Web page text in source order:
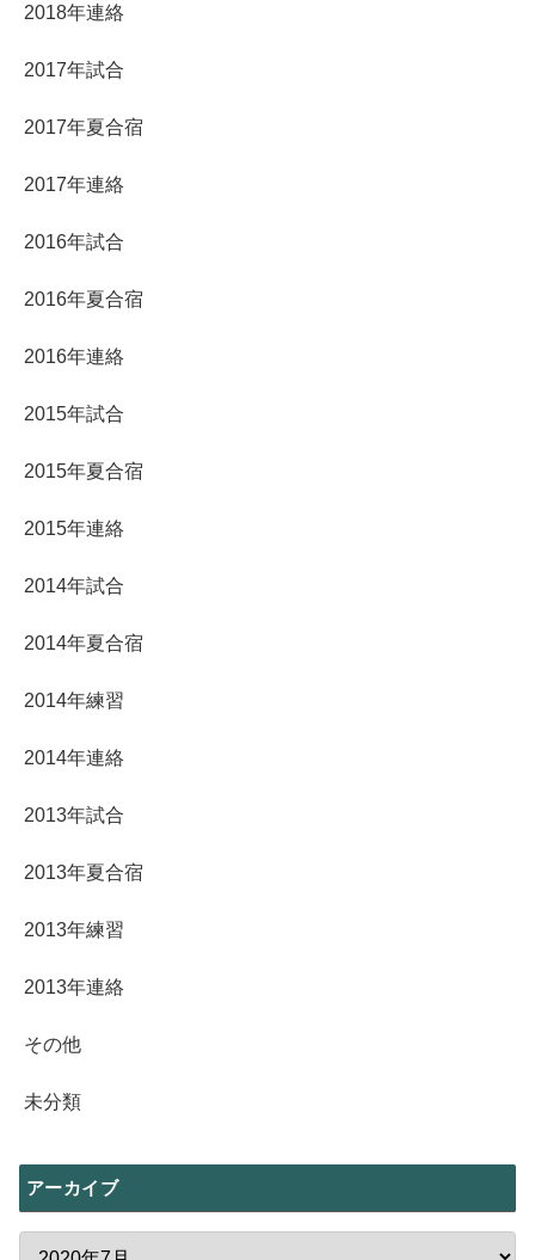
2018年連絡
2017年試合
2017年夏合宿
2017年連絡
2016年試合
2016年夏合宿
2016年連絡
2015年試合
2015年夏合宿
2015年連絡
2014年試合
2014年夏合宿
2014年練習
2014年連絡
2013年試合
2013年夏合宿
2013年練習
2013年連絡
その他
未分類
アーカイブ